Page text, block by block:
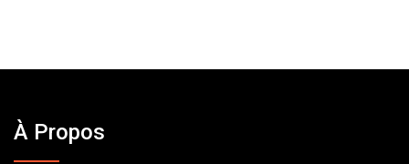
À Propos